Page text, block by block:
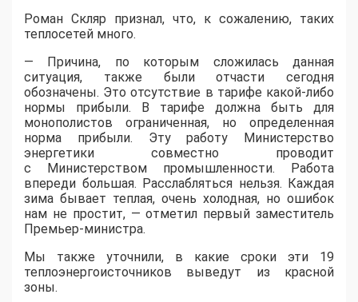
Роман Скляр признал, что, к сожалению, таких
теплосетей много.
— Причина, по которым сложилась данная
ситуация, также были отчасти сегодня
обозначены. Это отсутствие в тарифе какой-либо
нормы прибыли. В тарифе должна быть для
монополистов ограниченная, но определенная
норма прибыли. Эту работу Министерство
энергетики совместно проводит
с Министерством промышленности. Работа
впереди большая. Расслабляться нельзя. Каждая
зима бывает теплая, очень холодная, но ошибок
нам не простит, — отметил первый заместитель
Премьер-министра.
Мы также уточнили, в какие сроки эти 19
теплоэнергоисточников выведут из красной
зоны.